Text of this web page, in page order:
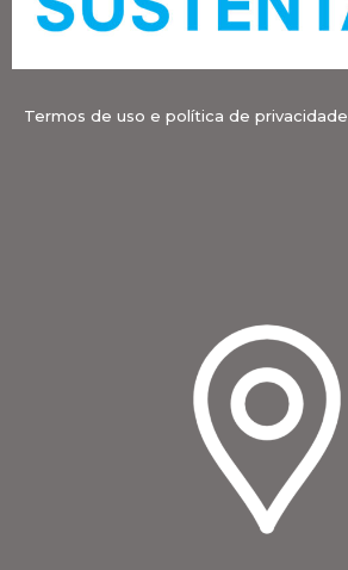
Termos de uso e política de privacidade